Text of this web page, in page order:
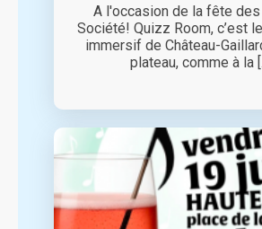
A l'occasion de la fête des
Société! Quizz Room, c’est
immersif de Château-
plateau, comme à la